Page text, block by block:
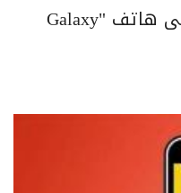
قبل إطلاقه.. نظرة أولى على هاتف "Galaxy